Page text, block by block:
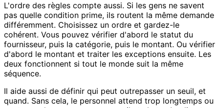
L'ordre des règles compte aussi. Si les gens ne savent
pas quelle condition prime, ils routent la même demande
différemment. Choisissez un ordre et gardez-le
cohérent. Vous pouvez vérifier d'abord le statut du
fournisseur, puis la catégorie, puis le montant. Ou vérifier
d'abord le montant et traiter les exceptions ensuite. Les
deux fonctionnent si tout le monde suit la même
séquence.
Il aide aussi de définir qui peut outrepasser un seuil, et
quand. Sans cela, le personnel attend trop longtemps ou